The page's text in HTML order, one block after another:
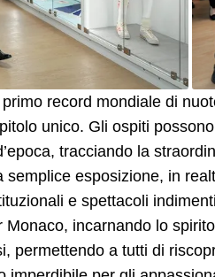
record mondiale di
unico. Gli ospiti
tracciando la
esposizione, in
e spettacoli
incarnando lo
permettendo a tutti di